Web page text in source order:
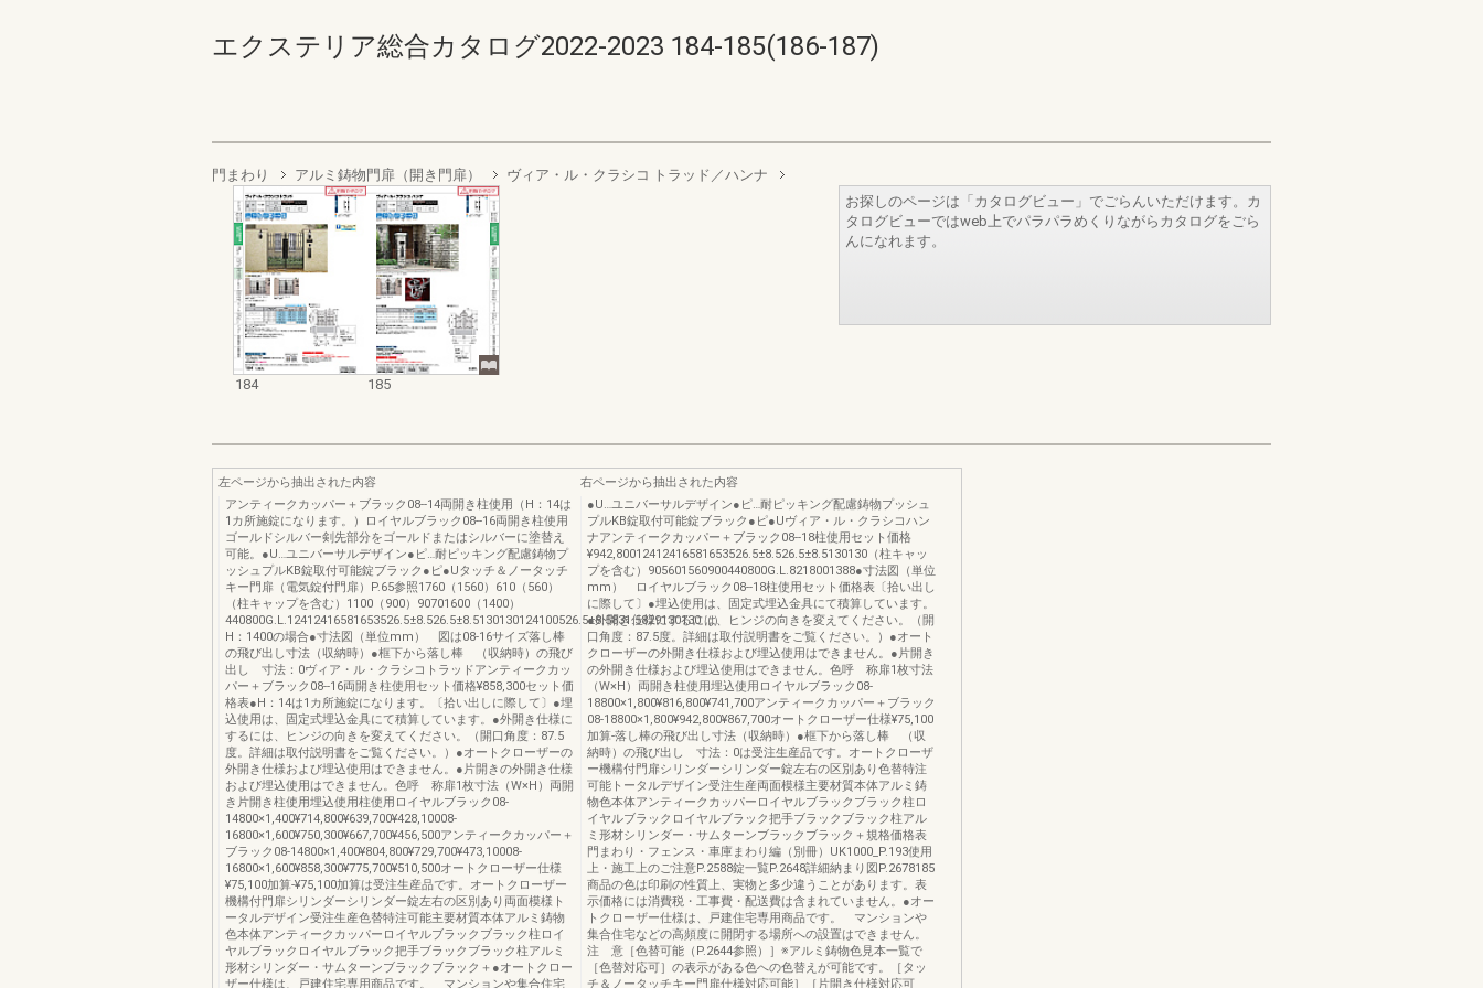
エクステリア総合カタログ2022-2023 184-185(186-187)
門まわり アルミ鋳物門扉（開き門扉） ヴィア・ル・クラシコ トラッド／ハンナ
184 185
お探しのページは「カタログビュー」でごらんいただけます。カ
タログビューではweb上でパラパラめくりながらカタログをごら
んになれます。
左ページから抽出された内容
アンティークカッパー＋ブラック08--14両開き柱使用（H：14は
1カ所施錠になります。）ロイヤルブラック08--16両開き柱使用
ゴールドシルバー剣先部分をゴールドまたはシルバーに塗替え
可能。●U…ユニバーサルデザイン●ピ…耐ピッキング配慮鋳物プ
ッシュプルKB錠取付可能錠ブラック●ピ●Uタッチ＆ノータッチ
キー門扉（電気錠付門扉）P.65参照1760（1560）610（560）
（柱キャップを含む）1100（900）90701600（1400）
440800G.L.12412416581653526.5±8.526.5±8.5130130124100526.5±8.5831.5829130130（）
H：1400の場合●寸法図（単位mm） 図は08-16サイズ落し棒
の飛び出し寸法（収納時）●框下から落し棒 （収納時）の飛び
出し 寸法：0ヴィア・ル・クラシコトラッドアンティークカッ
パー＋ブラック08--16両開き柱使用セット価格¥858,300セット価
格表●H：14は1カ所施錠になります。〔拾い出しに際して〕●埋
込使用は、固定式埋込金具にて積算しています。●外開き仕様に
するには、ヒンジの向きを変えてください。（開口角度：87.5
度。詳細は取付説明書をご覧ください。）●オートクローザーの
外開き仕様および埋込使用はできません。●片開きの外開き仕様
および埋込使用はできません。色呼 称扉1枚寸法（W×H）両開
き片開き柱使用埋込使用柱使用ロイヤルブラック08-
14800×1,400¥714,800¥639,700¥428,10008-
16800×1,600¥750,300¥667,700¥456,500アンティークカッパー＋
ブラック08-14800×1,400¥804,800¥729,700¥473,10008-
16800×1,600¥858,300¥775,700¥510,500オートクローザー仕様
¥75,100加算-¥75,100加算は受注生産品です。オートクローザー
機構付門扉シリンダーシリンダー錠左右の区別あり両面模様ト
ータルデザイン受注生産色替特注可能主要材質本体アルミ鋳物
色本体アンティークカッパーロイヤルブラックブラック柱ロイ
ヤルブラックロイヤルブラック把手ブラックブラック柱アルミ
形材シリンダー・サムターンブラックブラック＋●オートクロー
ザー仕様は、戸建住宅専用商品です。 マンションや集合住宅
右ページから抽出された内容
●U…ユニバーサルデザイン●ピ…耐ピッキング配慮鋳物プッシュ
プルKB錠取付可能錠ブラック●ピ●Uヴィア・ル・クラシコハン
ナアンティークカッパー＋ブラック08--18柱使用セット価格
¥942,80012412416581653526.5±8.526.5±8.5130130（柱キャッ
プを含む）905601560900440800G.L.8218001388●寸法図（単位
mm） ロイヤルブラック08--18柱使用セット価格表〔拾い出し
に際して〕●埋込使用は、固定式埋込金具にて積算しています。
●外開き仕様にするには、ヒンジの向きを変えてください。（開
口角度：87.5度。詳細は取付説明書をご覧ください。）●オート
クローザーの外開き仕様および埋込使用はできません。●片開き
の外開き仕様および埋込使用はできません。色呼 称扉1枚寸法
（W×H）両開き柱使用埋込使用ロイヤルブラック08-
18800×1,800¥816,800¥741,700アンティークカッパー＋ブラック
08-18800×1,800¥942,800¥867,700オートクローザー仕様¥75,100
加算-落し棒の飛び出し寸法（収納時）●框下から落し棒 （収
納時）の飛び出し 寸法：0は受注生産品です。オートクローザ
ー機構付門扉シリンダーシリンダー錠左右の区別あり色替特注
可能トータルデザイン受注生産両面模様主要材質本体アルミ鋳
物色本体アンティークカッパーロイヤルブラックブラック柱ロ
イヤルブラックロイヤルブラック把手ブラックブラック柱アル
ミ形材シリンダー・サムターンブラックブラック＋規格価格表
門まわり・フェンス・車庫まわり編（別冊）UK1000_P.193使用
上・施工上のご注意P.2588錠一覧P.2648詳細納まり図P.2678185
商品の色は印刷の性質上、実物と多少違うことがあります。表
示価格には消費税・工事費・配送費は含まれていません。●オー
トクローザー仕様は、戸建住宅専用商品です。 マンションや
集合住宅などの高頻度に開閉する場所への設置はできません。
注 意［色替可能（P.2644参照）］※アルミ鋳物色見本一覧で
［色替対応可］の表示がある色への色替えが可能です。［タッ
チ＆ノータッチキー門扉仕様対応可能］［片開き仕様対応可